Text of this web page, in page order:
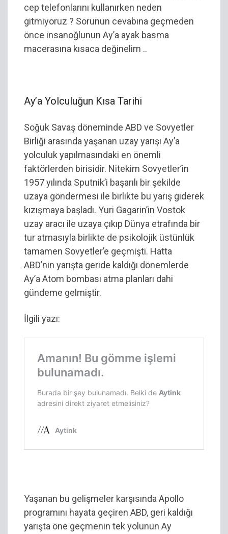
cep telefonlarını kullanırken neden
gitmiyoruz ? Sorunun cevabına geçmeden
önce insanoğlunun Ay’a ayak basma
macerasına kısaca değinelim ..
Ay’a Yolculuğun Kısa Tarihi
Soğuk Savaş döneminde ABD ve Sovyetler
Birliği arasında yaşanan uzay yarışı Ay’a
yolculuk yapılmasındaki en önemli
faktörlerden birisidir. Nitekim Sovyetler’in
1957 yılında Sputnik’i başarılı bir şekilde
uzaya göndermesi ile birlikte bu yarış giderek
kızışmaya başladı. Yuri Gagarin’in Vostok
uzay aracı ile uzaya çıkıp Dünya etrafında bir
tur atmasıyla birlikte de psikolojik üstünlük
tamamen Sovyetler’e geçmişti. Hatta
ABD’nin yarışta geride kaldığı dönemlerde
Ay’a Atom bombası atma planları dahi
gündeme gelmiştir.
İlgili yazı:
Yaşanan bu gelişmeler karşısında Apollo
programını hayata geçiren ABD, geri kaldığı
yarışta öne geçmenin tek yolunun Ay